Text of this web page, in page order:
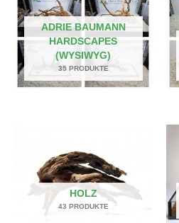
ADRIE BAUMANN
HARDSCAPES
(WYSIWYG)
35 PRODUKTE
HOLZ
43 PRODUKTE